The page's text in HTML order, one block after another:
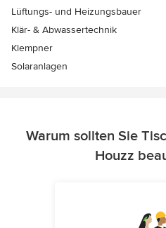
Lüftungs- und Heizungsbauer
Klär- & Abwassertechnik
Klempner
Solaranlagen
Warum sollten Sie
Houzz